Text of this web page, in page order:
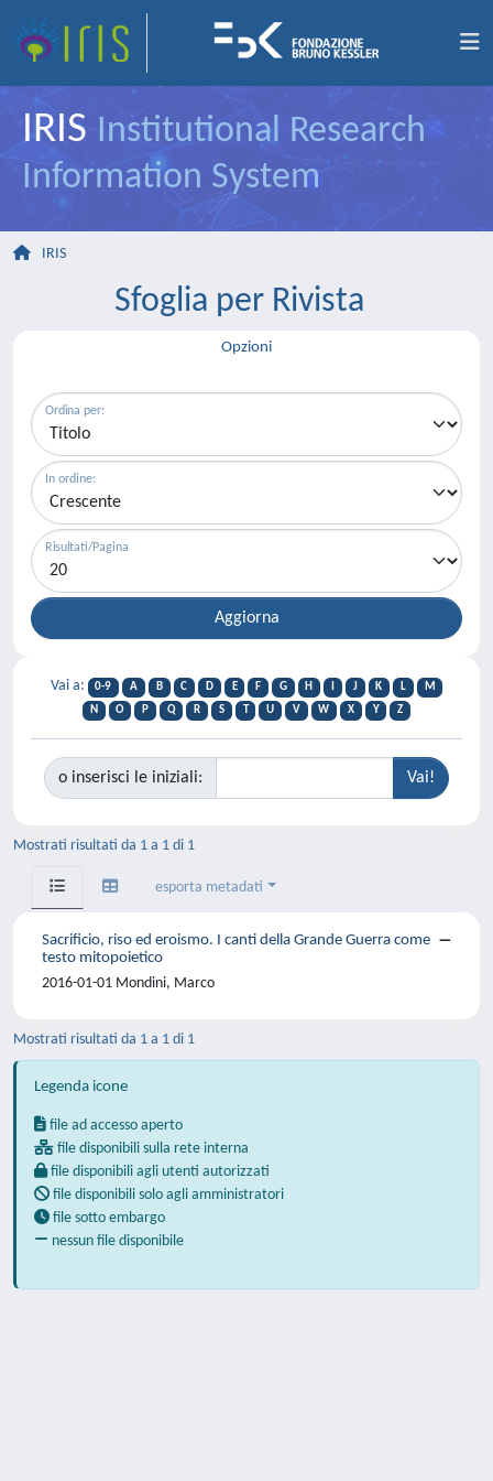
IRIS Institutional Research
Information System
IRIS
Sfoglia per Rivista
Opzioni
Ordina per:
In ordine:
Risultati/Pagina
Vai a: 0-9 A B C D E F G H J K L
M
N
O P Q R S T U V W X Y Z
o inserisci le iniziali:
Mostrati risultati da 1 a 1 di 1
esporta metadati
Sacrificio, riso ed eroismo. I canti della Grande Guerra come
testo mitopoietico
2016-01-01 Mondini, Marco
Mostrati risultati da 1 a 1 di 1
Legenda icone
file ad accesso aperto
file disponibili sulla rete interna
file disponibili agli utenti autorizzati
file disponibili solo agli amministratori
file sotto embargo
nessun file disponibile